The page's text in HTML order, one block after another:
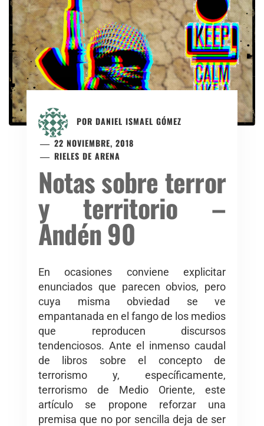
POR DANIEL ISMAEL GÓMEZ
22 NOVIEMBRE, 2018
RIELES DE ARENA
Notas sobre terror
y territorio –
Andén 90
En ocasiones conviene explicitar
enunciados que parecen obvios, pero
cuya misma obviedad se ve
empantanada en el fango de los medios
que reproducen discursos
tendenciosos. Ante el inmenso caudal
de libros sobre el concepto de
terrorismo y, específicamente,
terrorismo de Medio Oriente, este
artículo se propone reforzar una
premisa que no por sencilla deja de ser